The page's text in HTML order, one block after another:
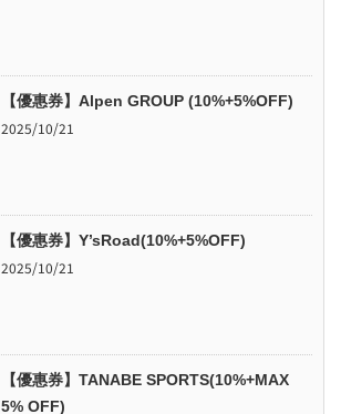
【優惠券】Alpen GROUP (10%+5%OFF)
2025/10/21
【優惠券】Y’sRoad(10%+5%OFF)
2025/10/21
【優惠券】TANABE SPORTS(10%+MAX
5% OFF)